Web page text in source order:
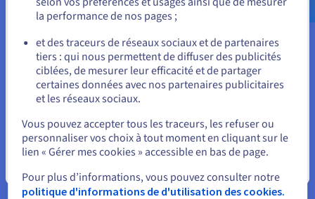
Bare Metal
Nos serveurs dédiés : l’expertise OVHcloud du bare
metal pour répondre à vos besoins.
Voir les serveurs
ou
Rester sur le site actuel
Sélectionner un autre site web
la performance de nos pages ;
et des traceurs de réseaux sociaux et de partenaires
tiers : qui nous permettent de diffuser des publicités
ciblées, de mesurer leur efficacité et de partager
certaines données avec nos partenaires publicitaires
et les réseaux sociaux.
Vous pouvez accepter tous les traceurs, les refuser ou
personnaliser vos choix à tout moment en cliquant sur le
lien « Gérer mes cookies » accessible en bas de page.
Pour plus d’informations, vous pouvez consulter notre
politique d'informations de d'utilisation des cookies.